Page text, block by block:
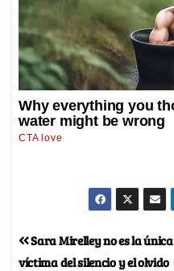
Sara Mirelley no es la única
víctima del silencio y el olvido